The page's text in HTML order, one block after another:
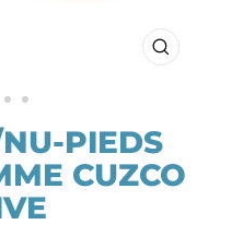
FERMER
PIEDS
CUZCO